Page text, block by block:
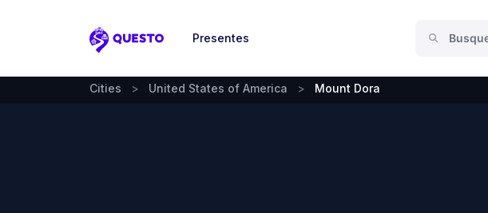
Questo
Presentes
Cities > United States of America > Mount Dora